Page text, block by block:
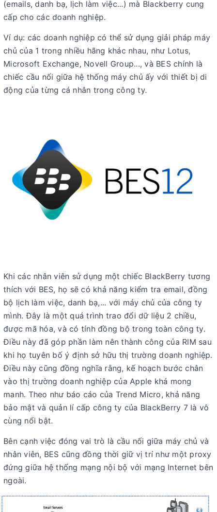
(emails, danh bạ, lịch làm việc...) mà Blackberry cung
cấp cho các doanh nghiệp.
Ví dụ: các doanh nghiệp có thể sử dụng giải pháp máy
chủ của 1 trong nhiều hãng khác nhau, như Lotus,
Microsoft Exchange, Novell Group..., và BES chính là
chiếc cầu nối giữa hệ thống máy chủ ấy với thiết bị di
động của từng cá nhân trong công ty.
Khi các nhân viên sử dụng một chiếc BlackBerry tương
thích với BES, họ sẽ có khả năng kiểm tra email, đồng
bộ lịch làm việc, danh bạ,... với máy chủ của công ty
mình. Đây là một quá trình trao đổi dữ liệu 2 chiều,
được mã hóa, và có tính đồng bộ trong toàn công ty.
Điều này đã góp phần làm nên thành công của RIM sau
khi họ tuyên bố ý định sở hữu thị trường doanh nghiệp.
Điều này cũng đồng nghĩa rằng, kế hoạch bước chân
vào thị trường doanh nghiệp của Apple khá mong
manh. Theo như báo cáo của Trend Micro, khả năng
bảo mật và quản lí cấp công ty của BlackBerry 7 là vô
cùng nổi bật.
Bên cạnh việc đóng vai trò là cầu nối giữa máy chủ và
nhân viên, BES cũng đồng thời giữ vị trí như một proxy
đứng giữa hệ thống mạng nội bộ với mạng Internet bên
ngoài.